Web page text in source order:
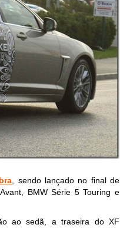
, sendo lançado no final de
BMW Série 5 Touring e
ao sedã, a traseira do XF